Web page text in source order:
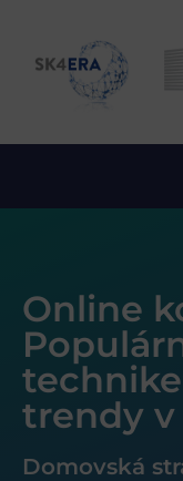
Online
trendy v
Domovská